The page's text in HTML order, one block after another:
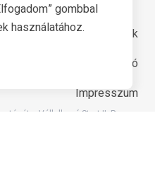
Technikai Információk
Cookie Tájékoztató
Impresszum
a Vállalkozó Start II. Program
gombbal
használatához.